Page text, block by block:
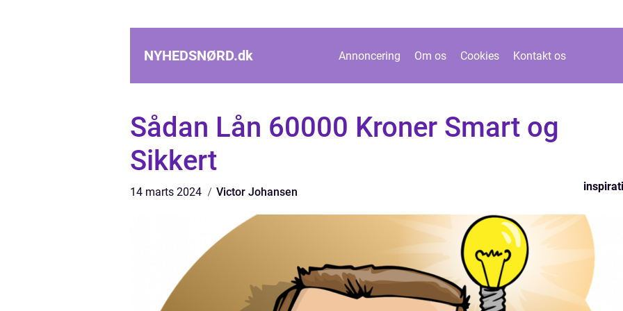
NYHEDSNØRD.dk Annoncering Om os Cookies Kontakt os
Sådan Lån 60000 Kroner Smart og
Sikkert
14 marts 2024 Victor Johansen